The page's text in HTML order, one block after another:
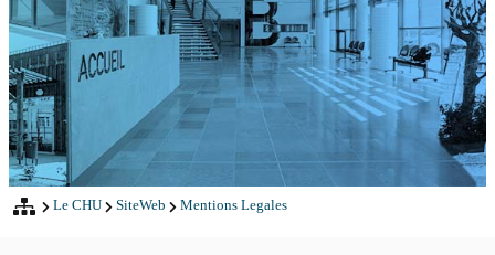
Le CHU SiteWeb Mentions Legales